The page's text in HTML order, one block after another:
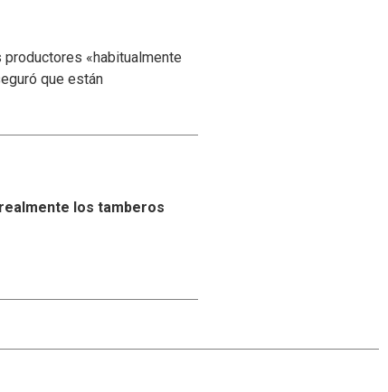
«habitualmente
que están
los tamberos